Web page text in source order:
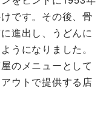
です。その後、骨
進出し、うどんに
うになりました。
のメニューとして
ウトで提供する店